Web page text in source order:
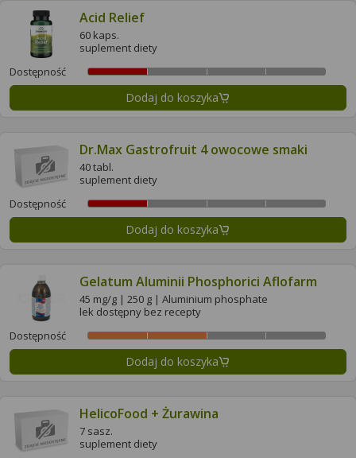
Acid Relief
60 kaps.
suplement diety
Dostępność
Dodaj do koszyka
Dr.Max Gastrofruit 4 owocowe smaki
40 tabl.
suplement diety
Dostępność
Dodaj do koszyka
Gelatum Aluminii Phosphorici Aflofarm
45 mg/g | 250 g | Aluminium phosphate
lek dostępny bez recepty
Dostępność
Dodaj do koszyka
HelicoFood + Żurawina
7 sasz.
suplement diety